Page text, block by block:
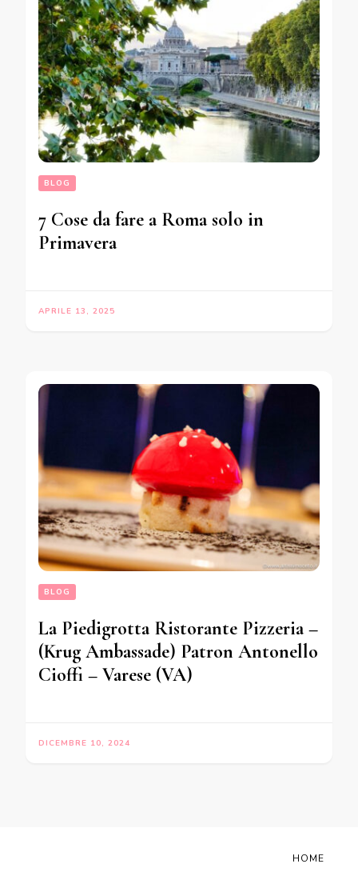
BLOG
7 Cose da fare a Roma solo in
Primavera
APRILE 13, 2025
BLOG
La Piedigrotta Ristorante Pizzeria –
(Krug Ambassade) Patron Antonello
Cioffi – Varese (VA)
DICEMBRE 10, 2024
HOME